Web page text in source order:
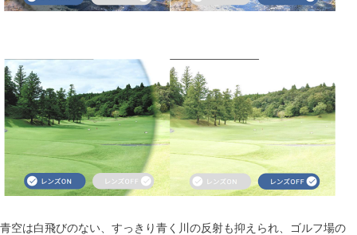
青空は白飛びのない、すっきり青く川の反射も抑えられ、ゴルフ場の